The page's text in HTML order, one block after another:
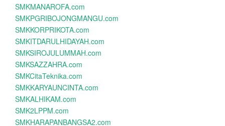
SMKMANAROFA.com
SMKPGRIBOJONGMANGU.com
SMKKORPRIKOTA.com
SMKITDARULHIDAYAH.com
SMKSIROJULUMMAH.com
SMKSAZZAHRA.com
SMKCitaTeknika.com
SMKKARYAUNCINTA.com
SMKALHIKAM.com
SMK2LPPM.com
SMKHARAPANBANGSA2.com